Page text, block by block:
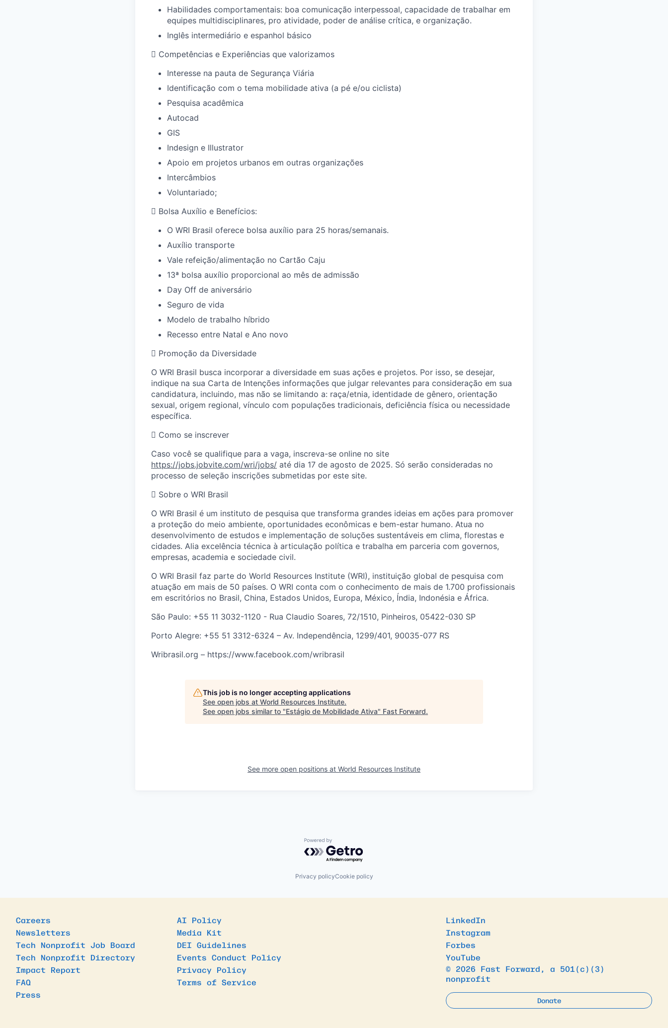
Habilidades comportamentais: boa comunicação interpessoal, capacidade de trabalhar em
equipes multidisciplinares, pro atividade, poder de análise crítica, e organização.
Inglês intermediário e espanhol básico
 Competências e Experiências que valorizamos
Interesse na pauta de Segurança Viária
Identificação com o tema mobilidade ativa (a pé e/ou ciclista)
Pesquisa acadêmica
Autocad
GIS
Indesign e Illustrator
Apoio em projetos urbanos em outras organizações
Intercâmbios
Voluntariado;
 Bolsa Auxílio e Benefícios:
O WRI Brasil oferece bolsa auxílio para 25 horas/semanais.
Auxílio transporte
Vale refeição/alimentação no Cartão Caju
13ª bolsa auxílio proporcional ao mês de admissão
Day Off de aniversário
Seguro de vida
Modelo de trabalho híbrido
Recesso entre Natal e Ano novo
 Promoção da Diversidade
O WRI Brasil busca incorporar a diversidade em suas ações e projetos. Por isso, se desejar,
indique na sua Carta de Intenções informações que julgar relevantes para consideração em sua
candidatura, incluindo, mas não se limitando a: raça/etnia, identidade de gênero, orientação
sexual, origem regional, vínculo com populações tradicionais, deficiência física ou necessidade
específica.
 Como se inscrever
Caso você se qualifique para a vaga, inscreva-se online no site
https://jobs.jobvite.com/wri/jobs/ até dia 17 de agosto de 2025. Só serão consideradas no
processo de seleção inscrições submetidas por este site.
 Sobre o WRI Brasil
O WRI Brasil é um instituto de pesquisa que transforma grandes ideias em ações para promover
a proteção do meio ambiente, oportunidades econômicas e bem-estar humano. Atua no
desenvolvimento de estudos e implementação de soluções sustentáveis em clima, florestas e
cidades. Alia excelência técnica à articulação política e trabalha em parceria com governos,
empresas, academia e sociedade civil.
O WRI Brasil faz parte do World Resources Institute (WRI), instituição global de pesquisa com
atuação em mais de 50 países. O WRI conta com o conhecimento de mais de 1.700 profissionais
em escritórios no Brasil, China, Estados Unidos, Europa, México, Índia, Indonésia e África.
São Paulo: +55 11 3032-1120 - Rua Claudio Soares, 72/1510, Pinheiros, 05422-030 SP
Porto Alegre: +55 51 3312-6324 – Av. Independência, 1299/401, 90035-077 RS
Wribrasil.org – https://www.facebook.com/wribrasil
This job is no longer accepting applications
See open jobs at World Resources Institute.
See open jobs similar to "Estágio de Mobilidade Ativa" Fast Forward.
See more open positions at World Resources Institute
Powered by Getro.com
Privacy policyCookie policy
Careers
Newsletters
Tech Nonprofit Job Board
Tech Nonprofit Directory
Impact Report
FAQ
Press
AI Policy
Media Kit
DEI Guidelines
Events Conduct Policy
Privacy Policy
Terms of Service
LinkedIn
Instagram
Forbes
YouTube
© 2026 Fast Forward, a 501(c)(3)
nonprofit
Donate